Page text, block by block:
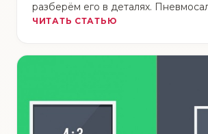
разберём его в деталях.
когда мелкие лёгкие элементы …
ЧИТАТЬ СТАТЬЮ